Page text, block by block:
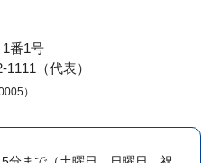
番1号
（代表）
）